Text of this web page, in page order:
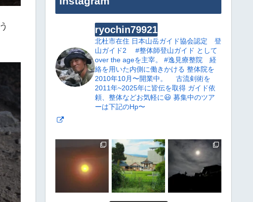
ryochin79921
北杜市在住 日本山岳ガイド協会認定 登
山ガイド2
#整体師登山ガイド として
over the ageを主宰。
#逸見療整院 経
絡を用いた内側に働きかける 整体院を
2010年10月〜開業中。
古流剣術を
2011年~2025年に皆伝を取得 ガイド依
頼、整体などお気軽に😃 募集中のツア
ーは下記のHp〜